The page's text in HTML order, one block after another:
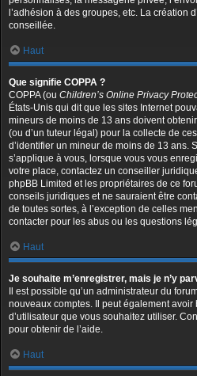
l’adhésion à des groupes, etc. La création
conseillée.
Haut
Que signifie COPPA ?
COPPA (ou Children’s Online Privacy
États-Unis qui dit que les sites Internet
mineurs de moins de 13 ans doivent
(ou d’un tuteur légal) pour la collecte de
d’identifier un mineur de moins de 13 ans.
s’applique à vous, lorsque vous vous
votre place, contactez un conseiller
phpBB Limited et les propriétaires de ce
conseils juridiques et ne sauraient être
de toutes sortes, à l’exception de celles
contacter pour les abus ou les questions
Haut
Je souhaite m’enregistrer, mais je n’y
Il est possible qu’un administrateur du
nouveaux comptes. Il peut également
d’utilisateur que vous souhaitez utiliser.
pour obtenir de l’aide.
Haut